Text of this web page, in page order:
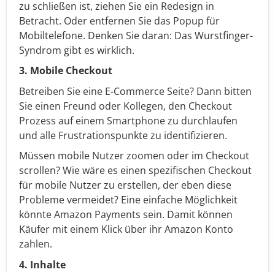
zu schließen ist, ziehen Sie ein Redesign in
Betracht. Oder entfernen Sie das Popup für
Mobiltelefone. Denken Sie daran: Das Wurstfinger-
Syndrom gibt es wirklich.
3. Mobile Checkout
Betreiben Sie eine E-Commerce Seite? Dann bitten
Sie einen Freund oder Kollegen, den Checkout
Prozess auf einem Smartphone zu durchlaufen
und alle Frustrationspunkte zu identifizieren.
Müssen mobile Nutzer zoomen oder im Checkout
scrollen? Wie wäre es einen spezifischen Checkout
für mobile Nutzer zu erstellen, der eben diese
Probleme vermeidet? Eine einfache Möglichkeit
könnte Amazon Payments sein. Damit können
Käufer mit einem Klick über ihr Amazon Konto
zahlen.
4. Inhalte